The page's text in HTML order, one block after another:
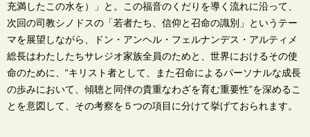
充満したこの水を）」と。この福音のくだりを導く流れに沿って、
次回の司教シノドスの「若者たち、信仰と召命の識別」というテー
マを展望しながら、ドン・アンヘル・フェルナンデス・アルティメ
総長はわたしたちサレジオ家族全員のためと、世界におけるその使
命のために、“キリスト者として、また召命によるパーソナルな成長
の歩みにおいて、傾聴と同伴の貴重なわざを育む重要性”を深めるこ
とを意図して、その考察を５つの項目に分けて挙げておられます。